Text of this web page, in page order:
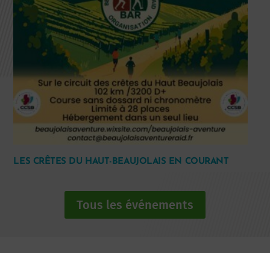
LES CRÊTES DU HAUT-BEAUJOLAIS EN COURANT
Tous les événements